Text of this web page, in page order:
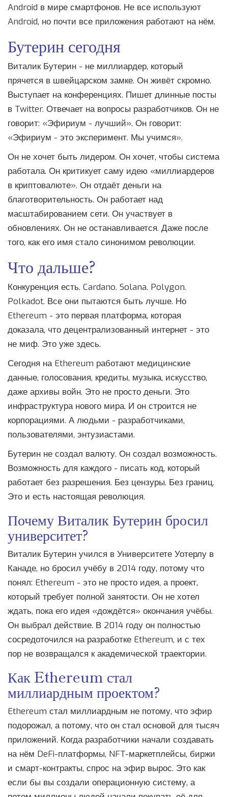
Android в мире смартфонов. Не все используют
Android, но почти все приложения работают на нём.
Бутерин сегодня
Виталик Бутерин - не миллиардер, который
прячется в швейцарском замке. Он живёт скромно.
Выступает на конференциях. Пишет длинные посты
в Twitter. Отвечает на вопросы разработчиков. Он не
говорит: «Эфириум - лучший». Он говорит:
«Эфириум - это эксперимент. Мы учимся».
Он не хочет быть лидером. Он хочет, чтобы система
работала. Он критикует саму идею «миллиардеров
в криптовалюте». Он отдаёт деньги на
благотворительность. Он работает над
масштабированием сети. Он участвует в
обновлениях. Он не останавливается. Даже после
того, как его имя стало синонимом революции.
Что дальше?
Конкуренция есть. Cardano. Solana. Polygon.
Polkadot. Все они пытаются быть лучше. Но
Ethereum - это первая платформа, которая
доказала, что децентрализованный интернет - это
не миф. Это уже здесь.
Сегодня на Ethereum работают медицинские
данные, голосования, кредиты, музыка, искусство,
даже архивы войн. Это не просто деньги. Это
инфраструктура нового мира. И он строится не
корпорациями. А людьми - разработчиками,
пользователями, энтузиастами.
Бутерин не создал валюту. Он создал возможность.
Возможность для каждого - писать код, который
работает без разрешения. Без цензуры. Без границ.
Это и есть настоящая революция.
Почему Виталик Бутерин бросил
университет?
Виталик Бутерин учился в Университете Уотерлу в
Канаде, но бросил учёбу в 2014 году, потому что
понял: Ethereum - это не просто идея, а проект,
который требует полной занятости. Он не хотел
ждать, пока его идея «дождётся» окончания учёбы.
Он выбрал действие. В 2014 году он полностью
сосредоточился на разработке Ethereum, и с тех
пор не возвращался к академической траектории.
Как Ethereum стал
миллиардным проектом?
Ethereum стал миллиардным не потому, что эфир
подорожал, а потому, что он стал основой для тысяч
приложений. Когда разработчики начали создавать
на нём DeFi-платформы, NFT-маркетплейсы, биржи
и смарт-контракты, спрос на эфир вырос. Это как
если бы вы создали операционную систему, а